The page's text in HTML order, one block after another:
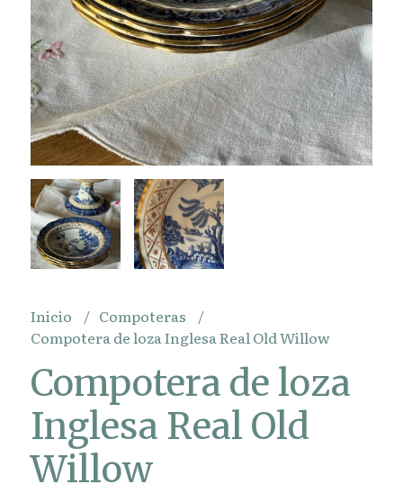
Inicio
Compoteras
Compotera de loza Inglesa Real Old Willow
Compotera de loza
Inglesa Real Old
Willow